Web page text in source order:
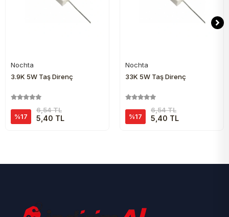
Nochta
3.9K 5W Taş Direnç
%17
6,54 TL
5,40 TL
Nochta
33K 5W Taş Direnç
%17
6,54 TL
5,40 TL